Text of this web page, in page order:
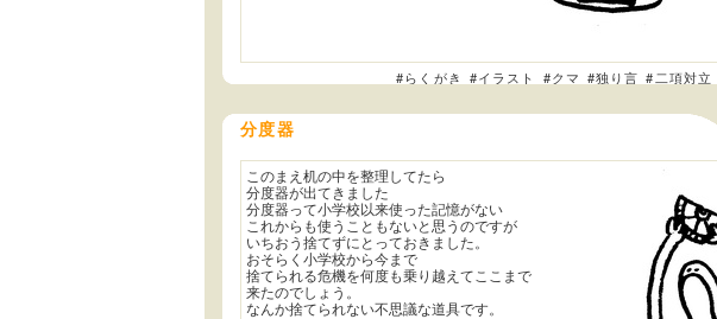
#らくがき #イラスト #クマ #独り言 #二項対立
分度器
このまえ机の中を整理してたら
分度器が出てきました
分度器って小学校以来使った記憶がない
これからも使うこともないと思うのですが
いちおう捨てずにとっておきました。
おそらく小学校から今まで
捨てられる危機を何度も乗り越えてここまで
来たのでしょう。
なんか捨てられない不思議な道具です。